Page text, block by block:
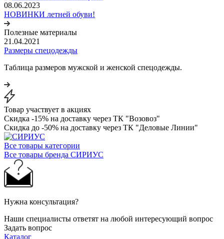
08.06.2023
НОВИНКИ летней обуви!
Полезные материалы
21.04.2021
Размеры спецодежды
Таблица размеров мужской и женской спецодежды.
Товар участвует в акциях
Скидка -15% на доставку через ТК "Возовоз"
Скидка до -50% на доставку через ТК "Деловые Линии"
Все товары категории
Все товары бренда СИРИУС
Нужна консультация?
Наши специалисты ответят на любой интересующий вопрос
Задать вопрос
Каталог